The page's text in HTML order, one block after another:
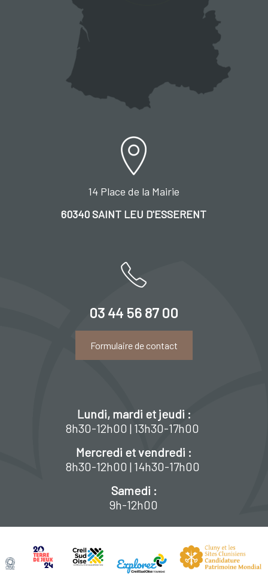
14 Place de la Mairie
60340 SAINT LEU D'ESSERENT
03 44 56 87 00
Formulaire de contact
Lundi, mardi et jeudi :
8h30-12h00 | 13h30-17h00
Mercredi et vendredi :
8h30-12h00 | 14h30-17h00
Samedi :
9h-12h00